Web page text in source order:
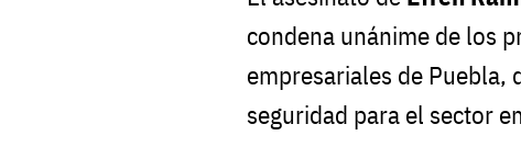
condena unánime de los
empresariales de Puebla,
seguridad para el sector